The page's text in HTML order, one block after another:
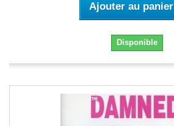
Ajouter au panier
Disponible